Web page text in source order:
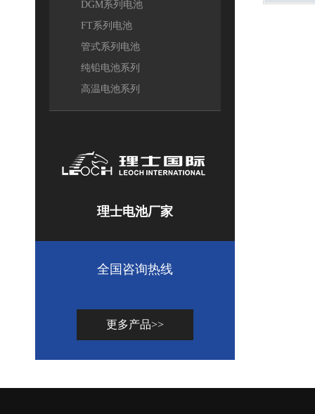
DGM系列电池
FT系列电池
管式系列电池
纯铅电池系列
高温电池系列
理士电池厂家
全国咨询热线
更多产品>>